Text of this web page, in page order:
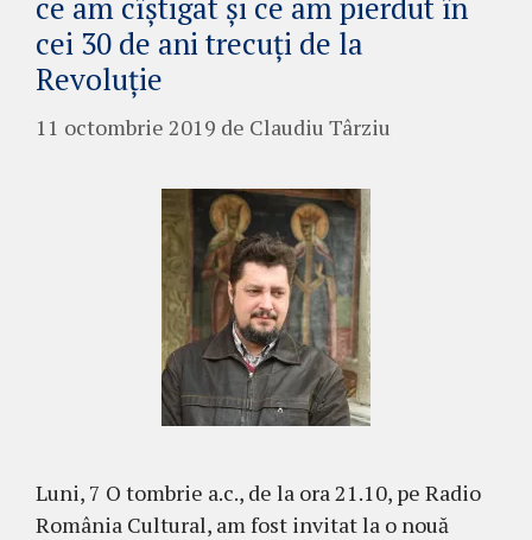
cei 30 de ani trecuți de la
Revoluție
11 octombrie 2019 de Claudiu Târziu
Luni, 7 O tombrie a.c., de la ora 21.10, pe Radio
România Cultural, am fost invitat la o nouă